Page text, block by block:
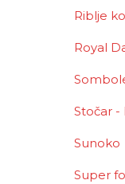
Riblje
Royal
Stočar -
Sunoko
Super